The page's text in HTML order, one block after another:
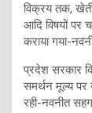
विक्रय तक,
आदि विषयों पर
कराया गया-
प्रदेश सरकार
समर्थन मूल्य
रही-नवनीत